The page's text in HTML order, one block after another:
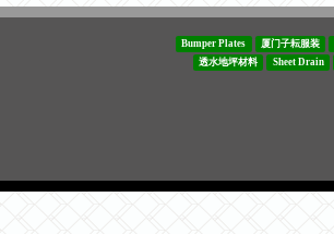
Bumper Plates 厦门子耘服装
透水地坪材料
Sheet Drain